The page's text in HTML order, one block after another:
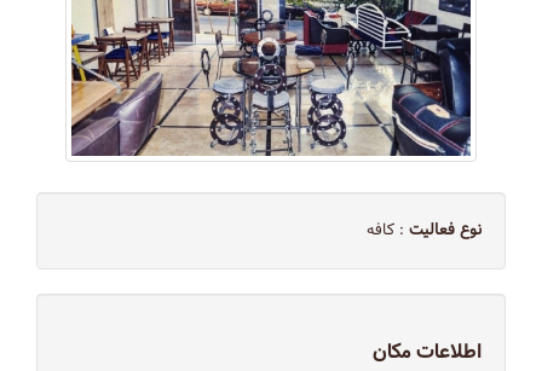
نوع فعالیت : کافه
اطلاعات مکان